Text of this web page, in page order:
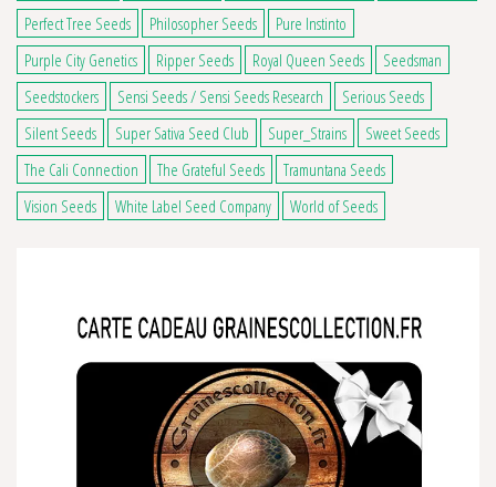
Perfect Tree Seeds
Philosopher Seeds
Pure Instinto
Purple City Genetics
Ripper Seeds Royal Queen Seeds
Seedsman
Seedstockers
Sensi Seeds / Sensi Seeds Research
Serious Seeds
Silent Seeds
Super Sativa Seed Club Super_Strains
Sweet Seeds
The Cali Connection
The Grateful Seeds
Tramuntana Seeds
Vision Seeds
White Label Seed Company World of Seeds